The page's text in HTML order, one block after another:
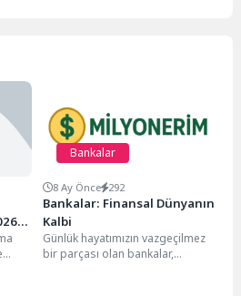
Bankalar
8 Ay Önce 292
Bankalar: Finansal Dünyanın
Kalbi
Günlük hayatımızın vazgeçilmez
bir parçası olan bankalar,